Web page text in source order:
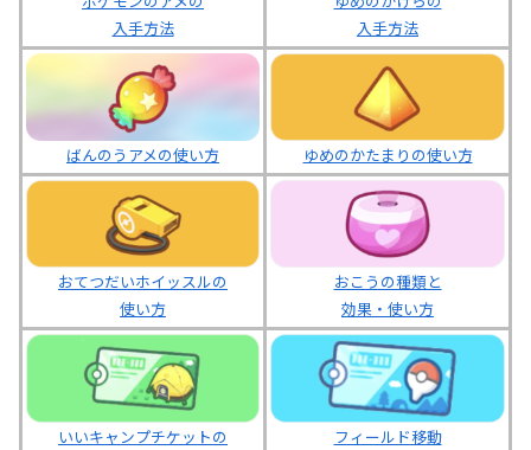
入手方法
入手方法
ばんのうアメの使い方 ゆめのかたまりの使い方
おてつだいホイッスルの
使い方
おこうの種類と
効果・使い方
いいキャンプチケットの
フィールド移動